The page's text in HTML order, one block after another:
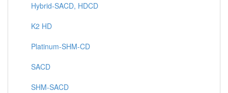
Hybrid-SACD, HDCD
K2 HD
Platinum-SHM-CD
SACD
SHM-SACD